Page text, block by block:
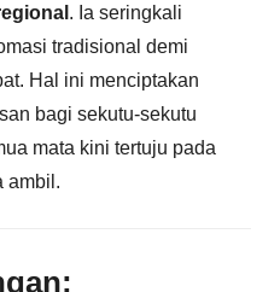
. Ia seringkali
tradisional demi
Hal ini menciptakan
bagi sekutu-sekutu
mata kini tertuju pada
ambil.